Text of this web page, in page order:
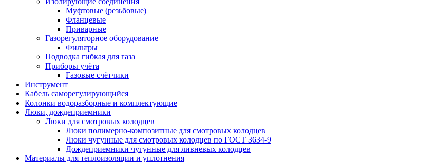
Муфтовые (резьбовые)
Фланцевые
Приварные
Газорегуляторное оборудование
Фильтры
Подводка гибкая для газа
Приборы учёта
Газовые счётчики
Инструмент
Кабель саморегулирующийся
Колонки водоразборные и комплектующие
Люки, дождеприемники
Люки для смотровых колодцев
Люки полимерно-композитные для смотровых колодцев
Люки чугунные для смотровых колодцев по ГОСТ 3634-9
Дождеприемники чугунные для ливневых колодцев
Материалы для теплоизоляции и уплотнения